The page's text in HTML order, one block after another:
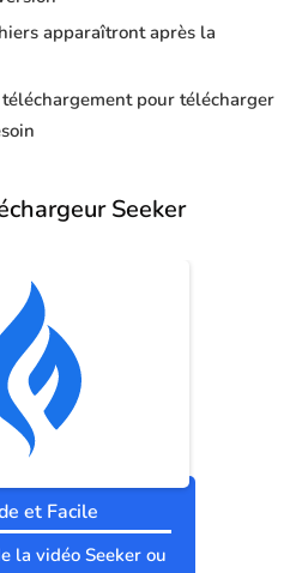
apparaîtront après la
pour télécharger
Seeker
et Facile
la vidéo Seeker ou